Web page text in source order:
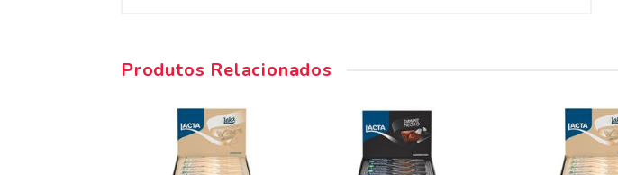
Produtos Relacionados